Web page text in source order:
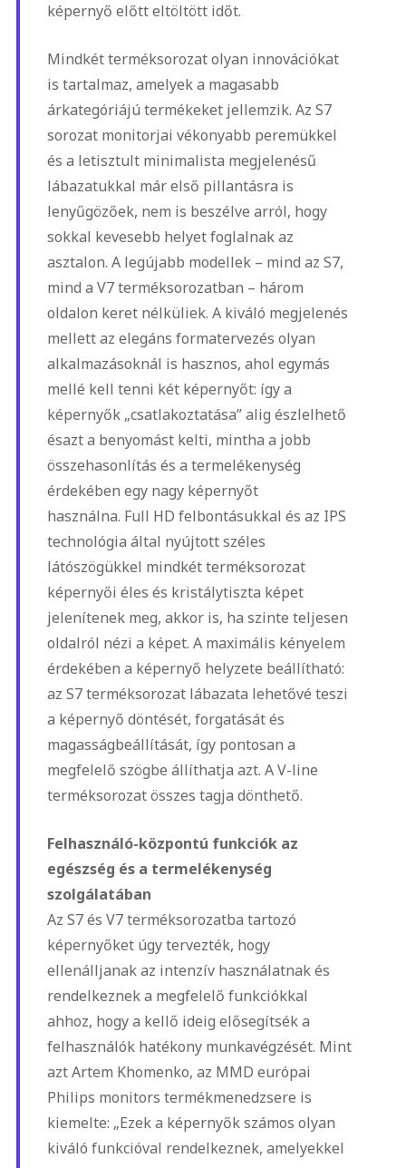
képernyő előtt eltöltött időt.
Mindkét terméksorozat olyan innovációkat
is tartalmaz, amelyek a magasabb
árkategóriájú termékeket jellemzik. Az S7
sorozat monitorjai vékonyabb peremükkel
és a letisztult minimalista megjelenésű
lábazatukkal már első pillantásra is
lenyűgözőek, nem is beszélve arról, hogy
sokkal kevesebb helyet foglalnak az
asztalon. A legújabb modellek – mind az S7,
mind a V7 terméksorozatban – három
oldalon keret nélküliek. A kiváló megjelenés
mellett az elegáns formatervezés olyan
alkalmazásoknál is hasznos, ahol egymás
mellé kell tenni két képernyőt: így a
képernyők „csatlakoztatása” alig észlelhető
ésazt a benyomást kelti, mintha a jobb
összehasonlítás és a termelékenység
érdekében egy nagy képernyőt
használna. Full HD felbontásukkal és az IPS
technológia által nyújtott széles
látószögükkel mindkét terméksorozat
képernyői éles és kristálytiszta képet
jelenítenek meg, akkor is, ha szinte teljesen
oldalról nézi a képet. A maximális kényelem
érdekében a képernyő helyzete beállítható:
az S7 terméksorozat lábazata lehetővé teszi
a képernyő döntését, forgatását és
magasságbeállítását, így pontosan a
megfelelő szögbe állíthatja azt. A V-line
terméksorozat összes tagja dönthető.
Felhasználó-központú funkciók az
egészség és a termelékenység
szolgálatában
Az S7 és V7 terméksorozatba tartozó
képernyőket úgy tervezték, hogy
ellenálljanak az intenzív használatnak és
rendelkeznek a megfelelő funkciókkal
ahhoz, hogy a kellő ideig elősegítsék a
felhasználók hatékony munkavégzését. Mint
azt Artem Khomenko, az MMD európai
Philips monitors termékmenedzsere is
kiemelte: „Ezek a képernyők számos olyan
kiváló funkcióval rendelkeznek, amelyekkel